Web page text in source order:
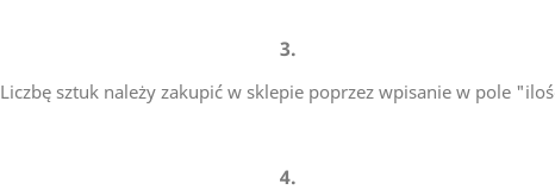
3.
Liczbę sztuk należy zakupić w sklepie poprzez wpisanie w pole
4.